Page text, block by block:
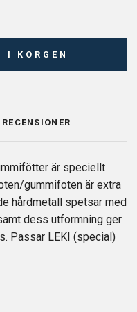
I KORGEN
RECENSIONER
är speciellt
gummifoten är extra
hårdmetall spetsar med
dess utformning ger
Passar LEKI (special)